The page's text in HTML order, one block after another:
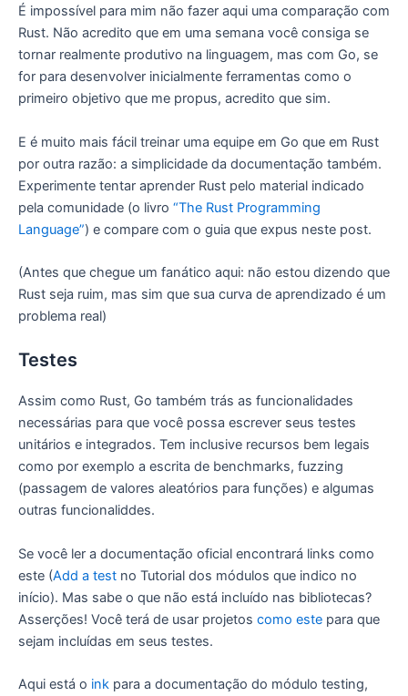
É impossível para mim não fazer aqui uma comparação com
Rust. Não acredito que em uma semana você consiga se
tornar realmente produtivo na linguagem, mas com Go, se
for para desenvolver inicialmente ferramentas como o
primeiro objetivo que me propus, acredito que sim.
E é muito mais fácil treinar uma equipe em Go que em Rust
por outra razão: a simplicidade da documentação também.
Experimente tentar aprender Rust pelo material indicado
pela comunidade (o livro “The Rust Programming
Language”) e compare com o guia que expus neste post.
(Antes que chegue um fanático aqui: não estou dizendo que
Rust seja ruim, mas sim que sua curva de aprendizado é um
problema real)
Testes
Assim como Rust, Go também trás as funcionalidades
necessárias para que você possa escrever seus testes
unitários e integrados. Tem inclusive recursos bem legais
como por exemplo a escrita de benchmarks, fuzzing
(passagem de valores aleatórios para funções) e algumas
outras funcionaliddes.
Se você ler a documentação oficial encontrará links como
este (Add a test no Tutorial dos módulos que indico no
início). Mas sabe o que não está incluído nas bibliotecas?
Asserções! Você terá de usar projetos como este para que
sejam incluídas em seus testes.
Aqui está o ink para a documentação do módulo testing,